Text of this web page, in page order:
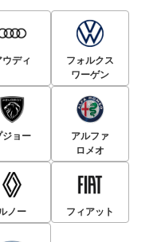
ウディ
フォルクス
ワーゲン
ジョー
アルファ
ロメオ
ノー フィアット